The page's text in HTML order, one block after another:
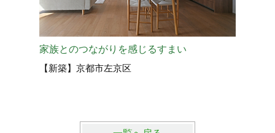
家族とのつながりを感じるすまい
【新築】京都市左京区